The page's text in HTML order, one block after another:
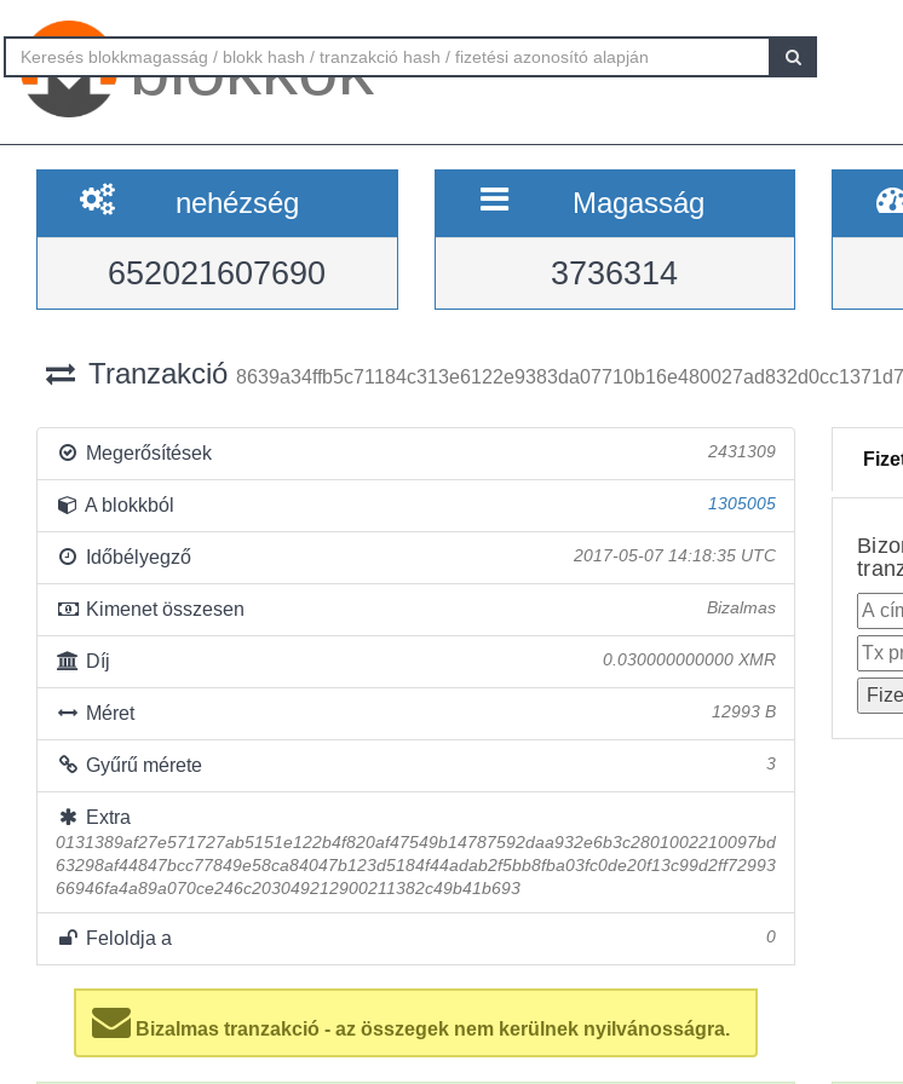
blokkok
nehézség
652021607690
Magasság
3736314
Tranzakció
Megerősítések 2431309
A blokkból 1305005
Időbélyegző 2017-05-07 14:18:35 UTC
Kimenet összesen Bizalmas
Díj 0.030000000000 XMR
Méret 12993 B
Gyűrű mérete 3
Extra
0131389af27e571727ab5151e122b4f820af47549b14787592daa932e6b3c2801002210097bd
63298af44847bcc77849e58ca84047b123d5184f44adab2f5bb8fba03fc0de20f13c99d2ff72993
66946fa4a89a070ce246c203049212900211382c49b41b693
Feloldja a 0
Bizalmas tranzakció - az összegek nem kerülnek nyilvánosságra.